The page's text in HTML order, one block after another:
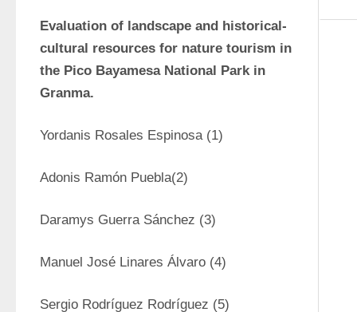
Evaluation of landscape and historical-
cultural resources for nature tourism in
the Pico Bayamesa National Park in
Granma.
Yordanis Rosales Espinosa (1)
Adonis Ramón Puebla(2)
Daramys Guerra Sánchez (3)
Manuel José Linares Álvaro (4)
Sergio Rodríguez Rodríguez (5)